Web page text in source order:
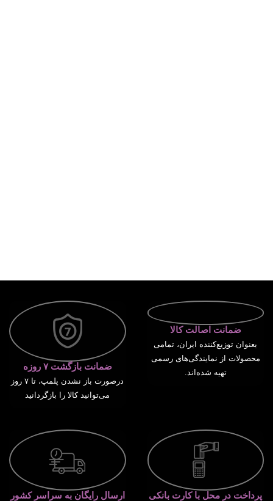
ضمانت اصالت کالا
بعنوان توزیع‌کننده ایران، تمامی
محصولات از نمایندگی‌های رسمی
تهیه شده‌اند.
ضمانت بازگشت ۷ روزه
درصورت باز نشدن پلمپ، تا ۷ روز
می‌توانید کالا را بازگردانید
پرداخت در محل با کارت بانکی ارسال رایگان به سراسر کشور